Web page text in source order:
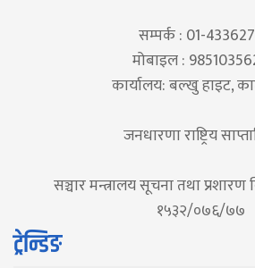
सम्पर्क : 01-
मोबाइल :
कार्यालय: बल्खु हाइट,
जनधारणा राष्ट्रिय
सञ्चार मन्त्रालय सूचना तथा प्रशारण
१५३२/०७६/७७
ट्रेन्डिङ